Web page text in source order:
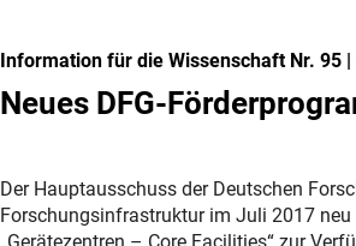
Information für die Wissenschaft Nr. 95 |
Neues DFG-
Der Hauptausschuss der Deutschen
Forschungsinfrastruktur im Juli 2017
„Gerätezentren – Core Facilities“ zur